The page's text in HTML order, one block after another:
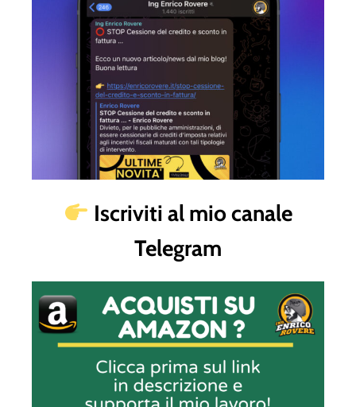
Iscriviti al mio canale
Telegram